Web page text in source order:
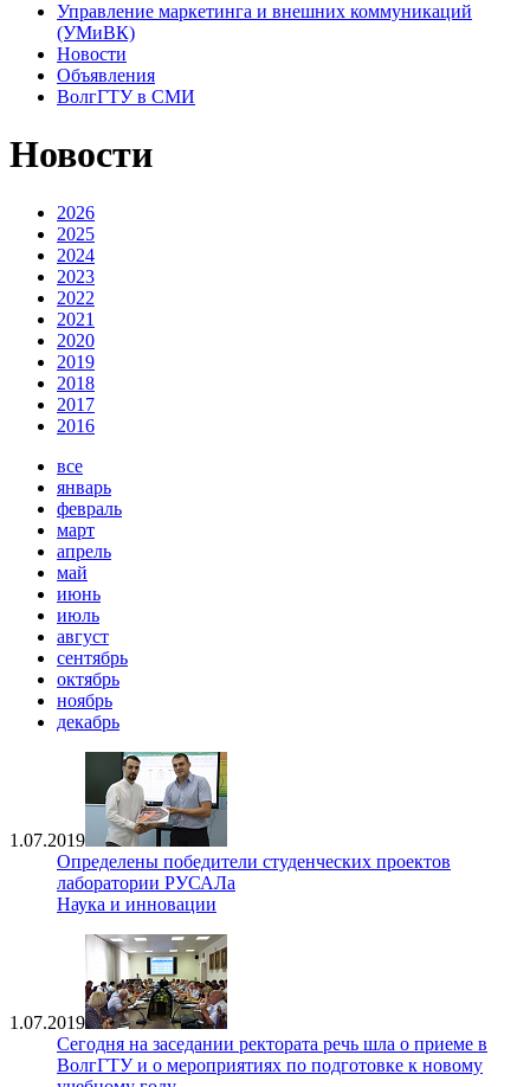
Управление маркетинга и внешних коммуникаций
(УМиВК)
Новости
Объявления
ВолгГТУ в СМИ
Новости
2026
2025
2024
2023
2022
2021
2020
2019
2018
2017
2016
все
январь
февраль
март
апрель
май
июнь
июль
август
сентябрь
октябрь
ноябрь
декабрь
1.07.2019
Определены победители студенческих проектов
лаборатории РУСАЛа
Наука и инновации
1.07.2019
Сегодня на заседании ректората речь шла о приеме в
ВолгГТУ и о мероприятиях по подготовке к новому